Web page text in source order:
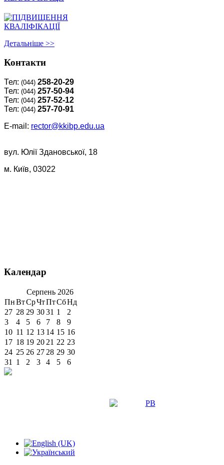
Детальнiше >>
Контакти
Тел: (044) 258-20-29
Тел: (044) 257-50-94
Тел: (044) 257-52-12
Тел: (044) 257-70-91
E-mail: rector@kkibp.edu.ua
вул. Юлії Здановської, 18
м. Київ, 03022
Календар
Серпень 2026
ПнВтСрЧтПтСбНд
27 28 29 3031 1
2
3
4 5 6 7 8
9
10 11 12 13 14 15 16
17 18 19 20 21 22 23
24 25 26 27 28 29 30
31
1 2 3 4 5 6